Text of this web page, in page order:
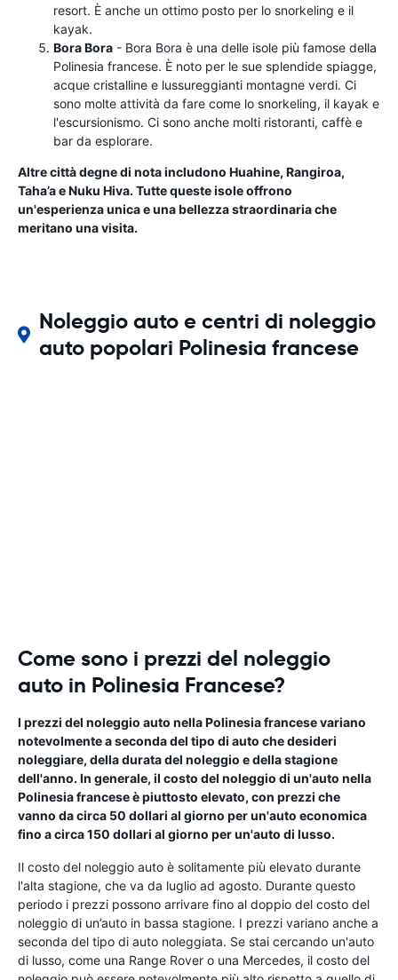
resort. È anche un ottimo posto per lo snorkeling e il
kayak.
Bora Bora - Bora Bora è una delle isole più famose della
Polinesia francese. È noto per le sue splendide spiagge,
acque cristalline e lussureggianti montagne verdi. Ci
sono molte attività da fare come lo snorkeling, il kayak e
l'escursionismo. Ci sono anche molti ristoranti, caffè e
bar da esplorare.
Altre città degne di nota includono Huahine, Rangiroa,
Taha’a e Nuku Hiva. Tutte queste isole offrono
un'esperienza unica e una bellezza straordinaria che
meritano una visita.
Noleggio auto e centri di noleggio
auto popolari Polinesia francese
Come sono i prezzi del noleggio
auto in Polinesia Francese?
I prezzi del noleggio auto nella Polinesia francese variano
notevolmente a seconda del tipo di auto che desideri
noleggiare, della durata del noleggio e della stagione
dell'anno. In generale, il costo del noleggio di un'auto nella
Polinesia francese è piuttosto elevato, con prezzi che
vanno da circa 50 dollari al giorno per un'auto economica
fino a circa 150 dollari al giorno per un'auto di lusso.
Il costo del noleggio auto è solitamente più elevato durante
l'alta stagione, che va da luglio ad agosto. Durante questo
periodo i prezzi possono arrivare fino al doppio del costo del
noleggio di un’auto in bassa stagione. I prezzi variano anche a
seconda del tipo di auto noleggiata. Se stai cercando un'auto
di lusso, come una Range Rover o una Mercedes, il costo del